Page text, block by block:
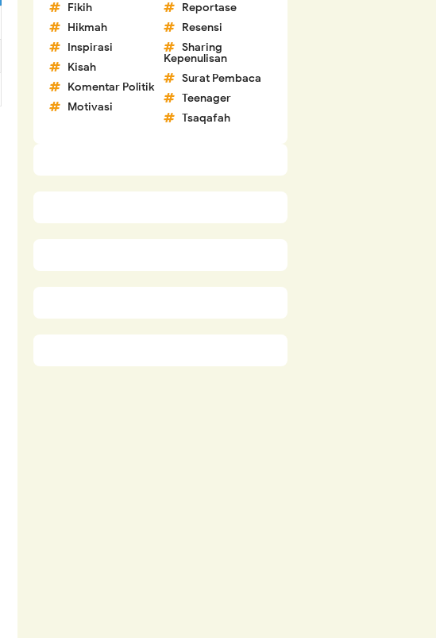
Fikih
Hikmah
Inspirasi
Kisah
Komentar Politik
Motivasi
Reportase
Resensi
Sharing
Kepenulisan
Surat Pembaca
Teenager
Tsaqafah